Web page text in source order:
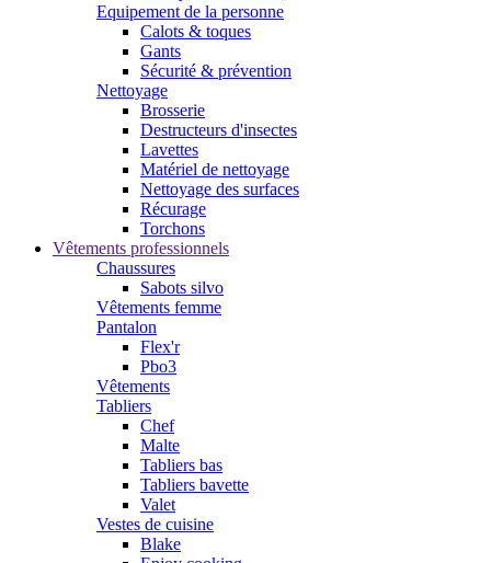
Equipement de la personne
Calots & toques
Gants
Sécurité & prévention
Nettoyage
Brosserie
Destructeurs d'insectes
Lavettes
Matériel de nettoyage
Nettoyage des surfaces
Récurage
Torchons
Vêtements professionnels
Chaussures
Sabots silvo
Vêtements femme
Pantalon
Flex'r
Pbo3
Vêtements
Tabliers
Chef
Malte
Tabliers bas
Tabliers bavette
Valet
Vestes de cuisine
Blake